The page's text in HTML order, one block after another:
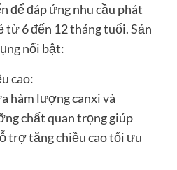
để đáp ứng nhu cầu phát
6 đến 12 tháng tuổi. Sản
nổi bật:
cao:
hàm lượng canxi và
chất quan trọng giúp
trợ tăng chiều cao tối ưu